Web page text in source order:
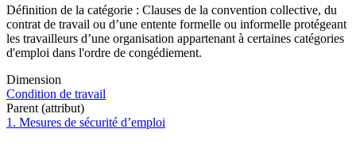
Définition de la catégorie : Clauses de la convention collective, du
contrat de travail ou d’une entente formelle ou informelle protégeant
les travailleurs d’une organisation appartenant à certaines catégories
d'emploi dans l'ordre de congédiement.
Dimension
Condition de travail
Parent (attribut)
1. Mesures de sécurité d’emploi